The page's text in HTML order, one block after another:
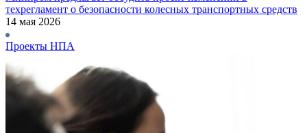
техрегламент о безопасности колесных транспортных средств
14 мая 2026
Проекты НПА